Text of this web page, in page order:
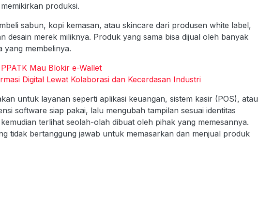
produksi.
sabun, kopi kemasan, atau skincare dari produsen white label,
desain merek miliknya. Produk yang sama bisa dijual oleh banyak
yang membelinya.
Mau Blokir e-Wallet
Digital Lewat Kolaborasi dan Kecerdasan Industri
untuk layanan seperti aplikasi keuangan, sistem kasir (POS), atau
software siap pakai, lalu mengubah tampilan sesuai identitas
terlihat seolah-olah dibuat oleh pihak yang memesannya.
tidak bertanggung jawab untuk memasarkan dan menjual produk